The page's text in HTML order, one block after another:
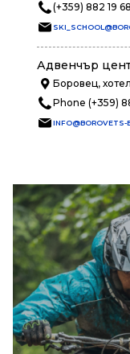
(+359) 882 19
Адвенчър
Боровец,
Phone (+359)
INFO@BOROVETS-